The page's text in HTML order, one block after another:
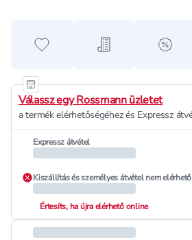
Hozzáadás a kedvencekhez
Hozzáadás aalert
Válassz egy Rossmann üzletet
a termék elérhetőségéhez és Expressz
Expressz átvétel
Kiszállítás és személyes átvétel nem elérhető
Értesíts, ha újra elérhető online